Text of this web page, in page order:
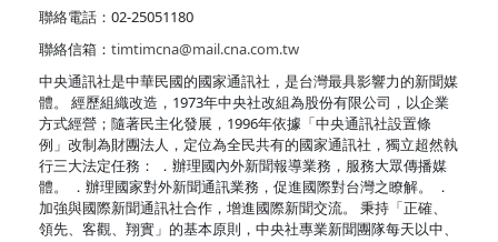
聯絡電話：02-25051180
聯絡信箱： timtimcna@mail.cna.com.tw
中央通訊社是中華民國的國家通訊社，是台灣最具影響力的新聞媒
體。 經歷組織改造，1973年中央社改組為股份有限公司，以企業
方式經營；隨著民主化發展，1996年依據「中央通訊社設置條
例」改制為財團法人，定位為全民共有的國家通訊社，獨立超然執
行三大法定任務： ．辦理國內外新聞報導業務，服務大眾傳播媒
體。 ．辦理國家對外新聞通訊業務，促進國際對台灣之瞭解。 ．
加強與國際新聞通訊社合作，增進國際新聞交流。 秉持「正確、
領先、客觀、翔實」的基本原則，中央社專業新聞團隊每天以中、